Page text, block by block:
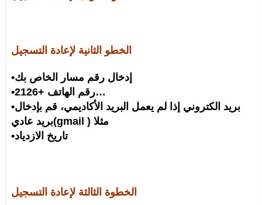
الخطو الثانية لإعادة التسجيل
•إدخال رقم مسار الخاص بك
•رقم الهاتف +2126…
•بريد الكتروني إذا لم يعمل البريد الأكاديمي، قم بإدخال
بريد عادي(gmail ) مثلا
•تاريخ الازدياد
الخطوة الثالثة لإعادة التسجيل